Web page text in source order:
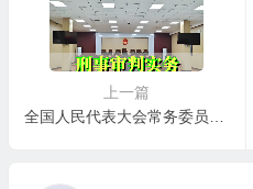
上一篇
全国人民代表大会常务委员会关于废止有关劳动教养法律规定的决定